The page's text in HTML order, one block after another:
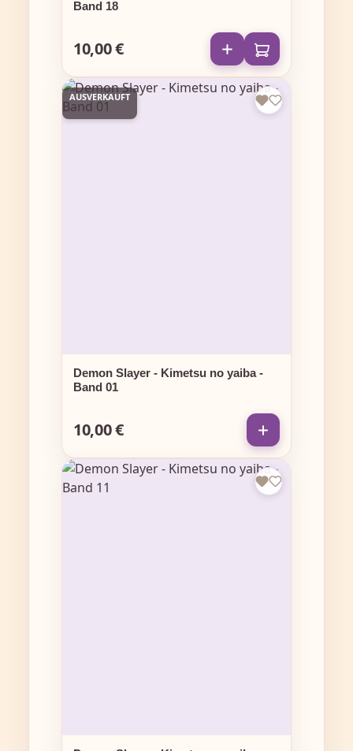
Band 18
Regulärer Preis:
10,00 €
AUSVERKAUFT
Demon Slayer - Kimetsu no yaiba -
Band 01
Regulärer Preis:
10,00 €